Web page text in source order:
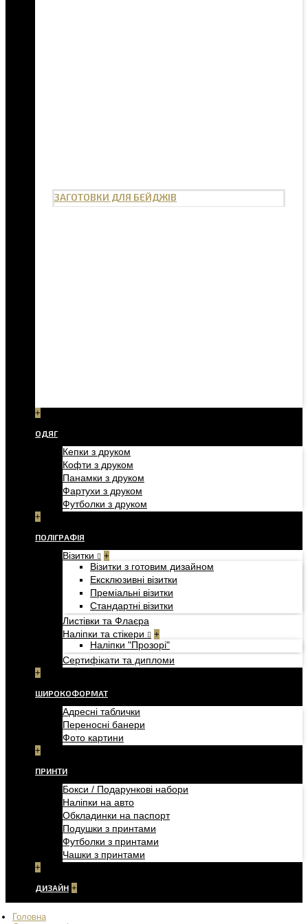
ЗАГОТОВКИ ДЛЯ БЕЙДЖІВ
+
ОДЯГ
Кепки з друком
Кофти з друком
Панамки з друком
Фартухи з друком
Футболки з друком
+
ПОЛІГРАФІЯ
Візитки +
Візитки з готовим дизайном
Ексклюзивні візитки
Преміальні візитки
Стандартні візитки
Листівки та Флаєра
Наліпки та стікери
+
Наліпки "Прозорі"
Сертифікати та дипломи
+
ШИРОКОФОРМАТ
Адресні таблички
Переносні банери
Фото картини
+
ПРИНТИ
Бокси / Подарункові набори
Наліпки на авто
Обкладинки на паспорт
Подушки з принтами
Футболки з принтами
Чашки з принтами
+
ДИЗАЙН +
Головна